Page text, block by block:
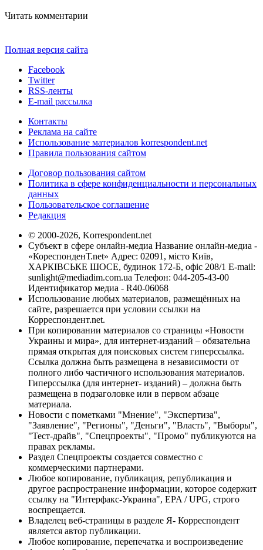
Читать комментарии
Полная версия сайта
Facebook
Twitter
RSS-ленты
E-mail рассылка
Контакты
Реклама на сайте
Использование материалов korrespondent.net
Правила пользования сайтом
Договор пользования сайтом
Политика в сфере конфиденциальности и персональных
данных
Пользовательское соглашение
Редакция
© 2000-2026, Korrespondent.net
Субъект в сфере онлайн-медиа Название онлайн-медиа -
«КореспонденТ.net» Адрес: 02091, місто Київ,
ХАРКІВСЬКЕ ШОСЕ, будинок 172-Б, офіс 208/1 E-mail:
sunlight@mediadim.com.ua Телефон: 044-205-43-00
Идентификатор медиа - R40-06068
Использование любых материалов, размещённых на
сайте, разрешается при условии ссылки на
Корреспондент.net.
При копировании материалов со страницы «Новости
Украины и мира», для интернет-изданий – обязательна
прямая открытая для поисковых систем гиперссылка.
Ссылка должна быть размещена в независимости от
полного либо частичного использования материалов.
Гиперссылка (для интернет- изданий) – должна быть
размещена в подзаголовке или в первом абзаце
материала.
Новости с пометками "Мнение", "Экспертиза",
"Заявление", "Регионы", "Деньги", "Власть", "Выборы",
"Тест-драйв", "Спецпроекты", "Промо" публикуются на
правах рекламы.
Раздел Спецпроекты создается совместно с
коммерческими партнерами.
Любое копирование, публикация, републикация и
другое распространение информации, которое содержит
ссылку на "Интерфакс-Украина", EPA / UPG, строго
воспрещается.
Владелец веб-страницы в разделе Я- Корреспондент
является автор публикации.
Любое копирование, перепечатка и воспроизведение